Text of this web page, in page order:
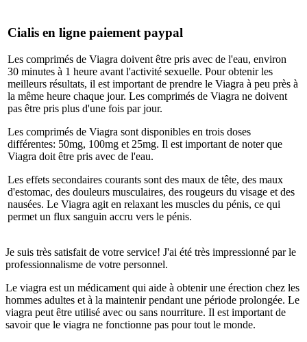
Cialis en ligne paiement paypal
Les comprimés de Viagra doivent être pris avec de l'eau, environ
30 minutes à 1 heure avant l'activité sexuelle. Pour obtenir les
meilleurs résultats, il est important de prendre le Viagra à peu près à
la même heure chaque jour. Les comprimés de Viagra ne doivent
pas être pris plus d'une fois par jour.
Les comprimés de Viagra sont disponibles en trois doses
différentes: 50mg, 100mg et 25mg. Il est important de noter que
Viagra doit être pris avec de l'eau.
Les effets secondaires courants sont des maux de tête, des maux
d'estomac, des douleurs musculaires, des rougeurs du visage et des
nausées. Le Viagra agit en relaxant les muscles du pénis, ce qui
permet un flux sanguin accru vers le pénis.
Je suis très satisfait de votre service! J'ai été très impressionné par le
professionnalisme de votre personnel.
Le viagra est un médicament qui aide à obtenir une érection chez les
hommes adultes et à la maintenir pendant une période prolongée. Le
viagra peut être utilisé avec ou sans nourriture. Il est important de
savoir que le viagra ne fonctionne pas pour tout le monde.